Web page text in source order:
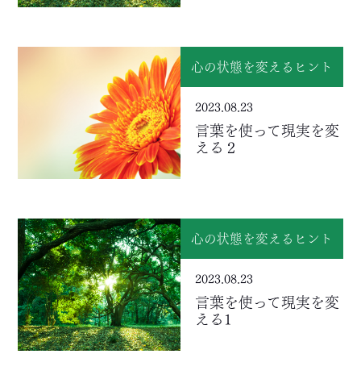
心の状態を変えるヒント
2023.08.23
言葉を使って現実を変
える２
心の状態を変えるヒント
2023.08.23
言葉を使って現実を変
える1